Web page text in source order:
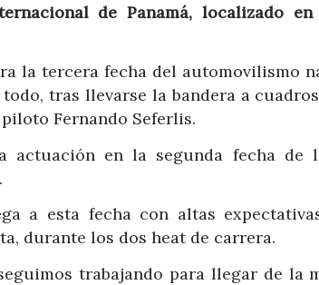
de Panamá, localizado
la tercera fecha del automovilismo
tras llevarse la bandera a
Fernando Seferlis.
actuación en la segunda fecha de
a esta fecha con altas
durante los dos heat de carrera.
trabajando para llegar de la